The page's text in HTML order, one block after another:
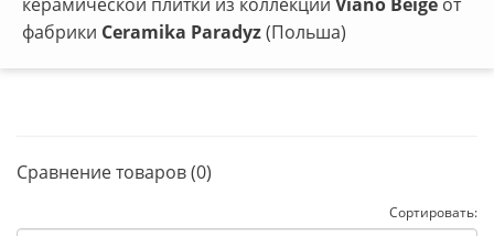
фабрики Ceramika Paradyz(Польша)
Сравнение товаров (0)
Сортировать: